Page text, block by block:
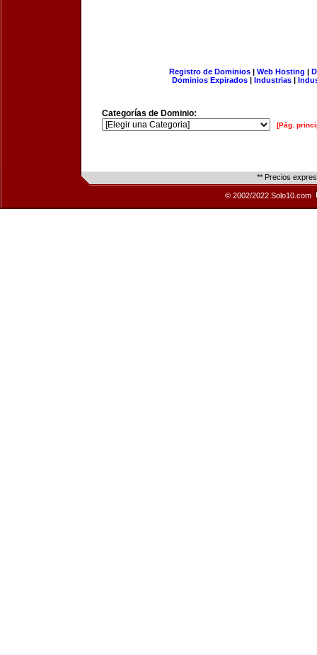
Registro de Dominios| Web Hosting |
Dominios Expirados | Industrias |
Categorías de Dominio:
[Pág.
** Precios
© 2002/2022 Solo10.com